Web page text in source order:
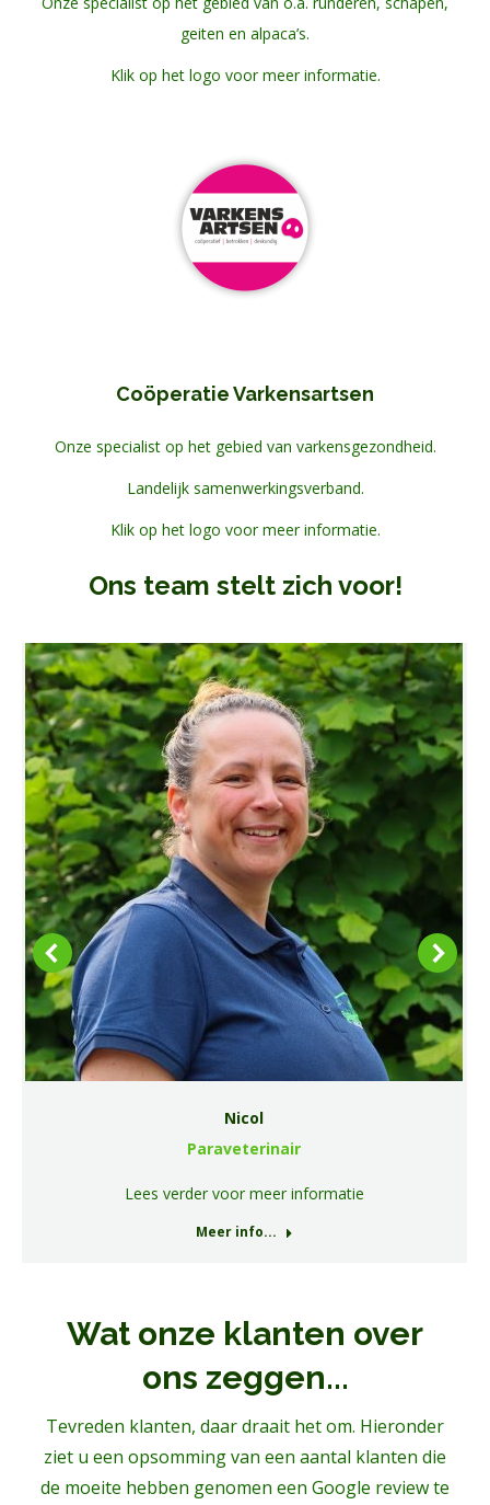
geiten en alpaca’s.
Klik op het logo voor meer informatie.
Coöperatie Varkensartsen
Onze specialist op het gebied van varkensgezondheid.
Landelijk samenwerkingsverband.
Klik op het logo voor meer informatie.
Ons team stelt zich voor!
Nicol
Paraveterinair
Lees verder voor meer informatie
Meer info...
Wat onze klanten over
ons zeggen...
Tevreden klanten, daar draait het om. Hieronder
ziet u een opsomming van een aantal klanten die
de moeite hebben genomen een Google review te